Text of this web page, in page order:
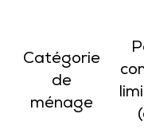
Catégorie
de
ménage